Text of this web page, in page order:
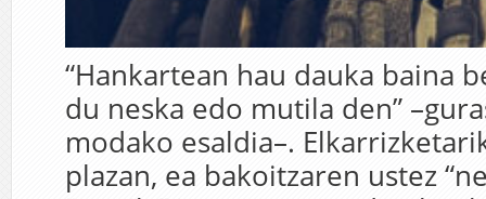
“Hankartean hau dauka baina
du neska edo mutila den”
modako esaldia–.
plazan, ea bakoitzaren ustez